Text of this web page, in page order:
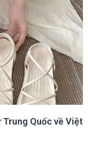
Quốc về Việt